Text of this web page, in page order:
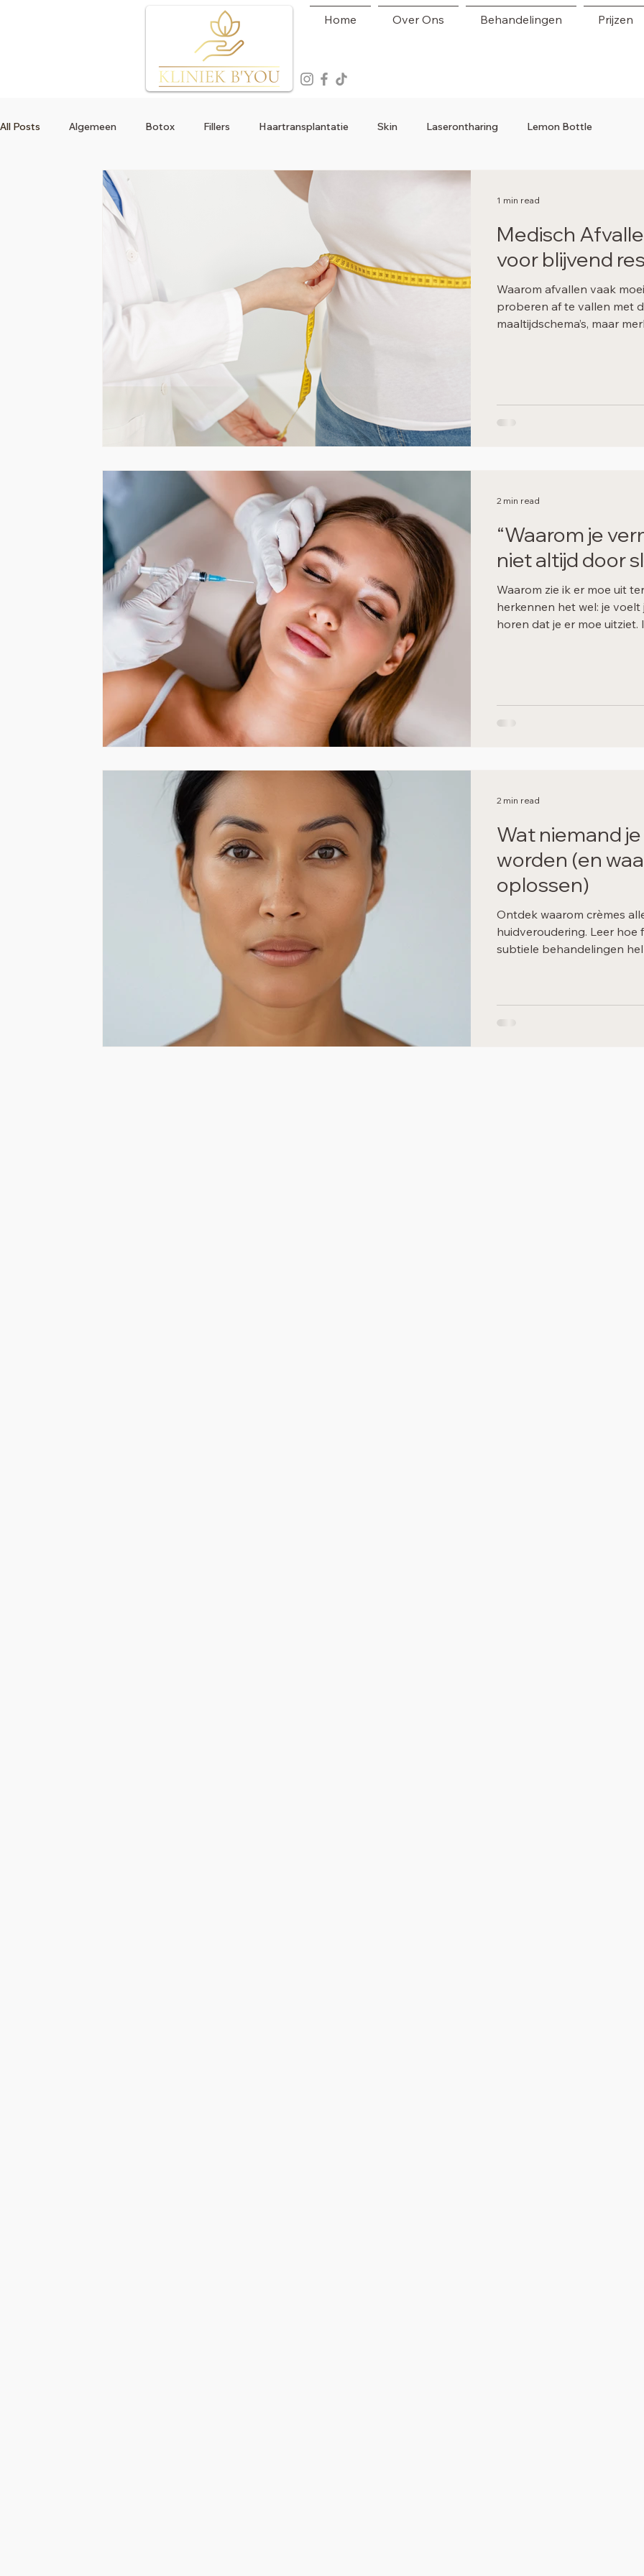
Home Over Ons Behandelingen Prijzen
All Posts Algemeen Botox Fillers Haartransplantatie Skin Laserontharing Lemon Bottle
Medisch
voor blijvend
Waarom afvallen vaak
proberen af te vallen met
maaltijdschema’s, maar
afgestemd en gericht op
1 min read
“Waarom je
niet altijd door
Waarom zie ik er moe uit
herkennen het wel: je
horen dat je er moe
kringen, een zwaardere
2 min read
Wat niemand
worden (en
oplossen)
Ontdek waarom crèmes
huidveroudering. Leer hoe
subtiele behandelingen
2 min read